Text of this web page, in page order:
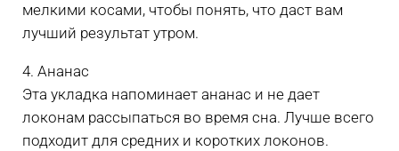
мелкими косами, чтобы понять, что даст вам
лучший результат утром.
4. Ананас
Эта укладка напоминает ананас и не дает
локонам рассыпаться во время сна. Лучше всего
подходит для средних и коротких локонов.